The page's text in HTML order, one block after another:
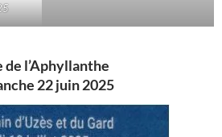
de l’Aphyllanthe
22 juin 2025